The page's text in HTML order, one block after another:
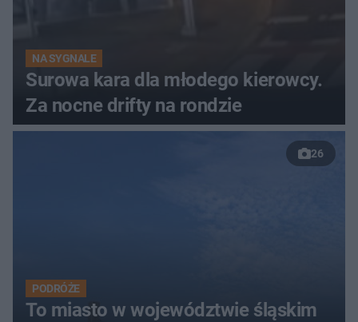
NA SYGNALE
Surowa kara dla młodego kierowcy.
Za nocne drifty na rondzie
26
PODRÓŻE
To miasto w województwie śląskim